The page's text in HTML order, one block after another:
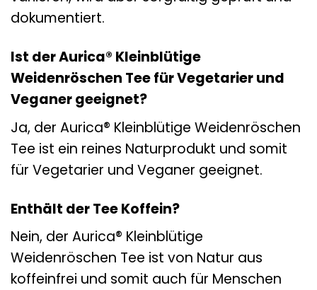
dokumentiert.
Ist der Aurica® Kleinblütige
Weidenröschen Tee für Vegetarier und
Veganer geeignet?
Ja, der Aurica® Kleinblütige Weidenröschen
Tee ist ein reines Naturprodukt und somit
für Vegetarier und Veganer geeignet.
Enthält der Tee Koffein?
Nein, der Aurica® Kleinblütige
Weidenröschen Tee ist von Natur aus
koffeinfrei und somit auch für Menschen